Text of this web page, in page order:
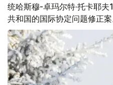
统哈斯穆-卓玛尔特·托卡耶
共和国的国际协定问题修正案